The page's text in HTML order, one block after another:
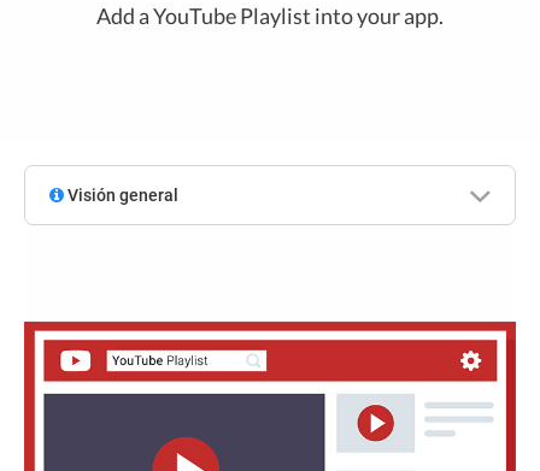
Add a YouTube Playlist into your app.
Visión general